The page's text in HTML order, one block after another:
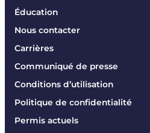
Éducation
Nous contacter
Carrières
Communiqué de presse
Conditions d’utilisation
Politique de confidentialité
Permis actuels